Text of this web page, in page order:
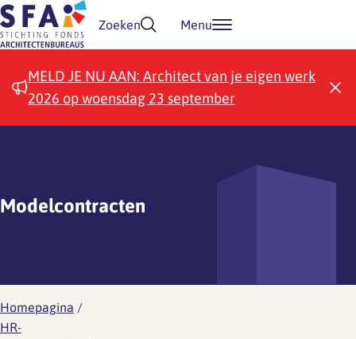
Doorgaan naar inhoud
Zoeken Menu
MELD JE NU AAN: Architect van je eigen werk
2026 op woensdag 23 september
Modelcontracten
Homepagina /
HR-